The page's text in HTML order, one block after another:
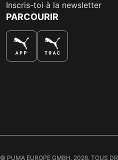
Inscris-toi à la newsletter
PARCOURIR
© PUMA EUROPE GMBH, 2026. TOUS